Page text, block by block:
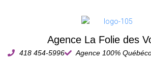
Agence La Folie des
418 454-5996
Agence 100%